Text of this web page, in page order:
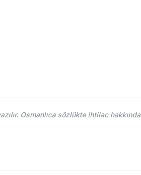
Osmanlıca sözlükte ihtilac hakkında